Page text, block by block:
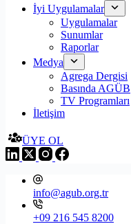
İyi Uygulamalar
Uygulamalar
Sunumlar
Raporlar
Medya
Agrega Dergisi
Basında AGÜB
TV Programları
İletişim
ÜYE OL
info@agub.org.tr
+09 216 545 8200